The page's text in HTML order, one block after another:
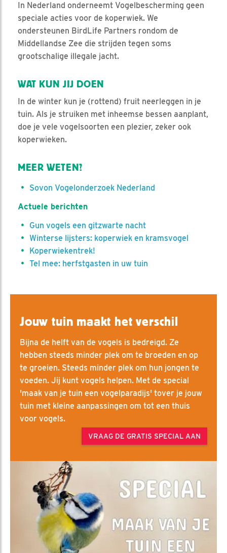
In Nederland onderneemt Vogelbescherming geen
speciale acties voor de koperwiek. We
ondersteunen BirdLife Partners rondom de
Middellandse Zee die strijden tegen soms
grootschalige illegale jacht.
WAT KUN JIJ DOEN
In de winter kun je (rottend) fruit neerleggen in je
tuin. Als je struiken met inheemse bessen aanplant,
doe je vele vogelsoorten een plezier, zeker ook
koperwieken.
MEER WETEN?
Sovon Vogelonderzoek Nederland
Actuele berichten
Gun vogels een gitzwarte nacht
Winterse lijsters: koperwiek en kramsvogel
Koperwiekentrek!
Tel mee: herfstgasten in uw tuin
Jouw tuin maakt het verschil
Bijna de helft van de vogels is bedreigd. Ze
hebben steeds minder plek om te broeden en op
te groeien. Steeds minder plek om hun jongen te
voeden. Jij kunt vogels helpen. Met de special
'maak van je tuin een vogelparadijs' tover je jouw
tuin met kleine aanpassingen om tot een thuis
voor vogels.
VRAAG DE GRATIS SPECIAL AAN